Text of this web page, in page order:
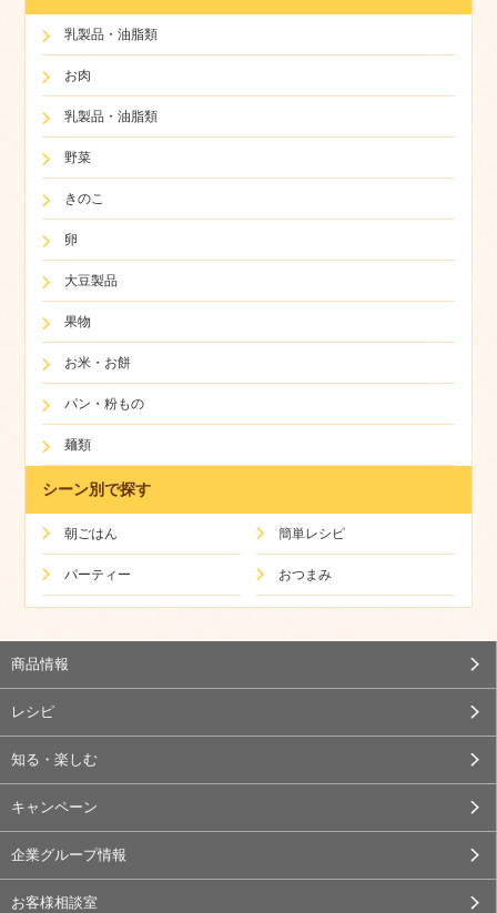
乳製品・油脂類
お肉
乳製品・油脂類
野菜
きのこ
卵
大豆製品
果物
お米・お餅
パン・粉もの
麺類
シーン別で探す
朝ごはん 簡単レシピ
パーティー おつまみ
商品情報
レシピ
知る・楽しむ
キャンペーン
企業グループ情報
お客様相談室